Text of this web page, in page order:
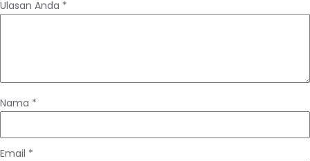
Ulasan Anda *
Nama *
Email *